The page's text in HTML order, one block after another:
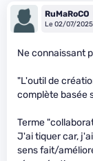
RuMaRoCO
Le 02/07/2025
Ne connaissant
"L'outil de
complète basée
Terme
J'ai tiquer car,
sens fait/